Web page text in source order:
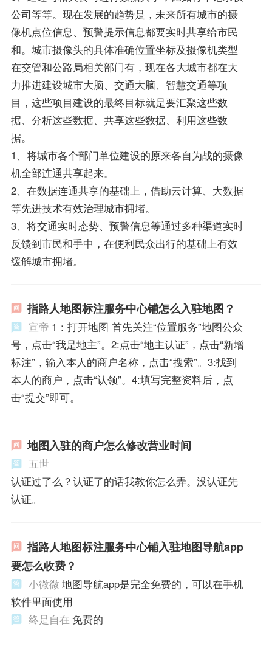
公司等等。现在发展的趋势是，未来所有城市的摄
像机点位信息、预警提示信息都要实时共享给市民
和。城市摄像头的具体准确位置坐标及摄像机类型
在交管和公路局相关部门有，现在各大城市都在大
力推进建设城市大脑、交通大脑、智慧交通等项
目，这些项目建设的最终目标就是要汇聚这些数
据、分析这些数据、共享这些数据、利用这些数
据。
1、将城市各个部门单位建设的原来各自为战的摄像
机全部连通共享起来。
2、在数据连通共享的基础上，借助云计算、大数据
等先进技术有效治理城市拥堵。
3、将交通实时态势、预警信息等通过多种渠道实时
反馈到市民和手中，在便利民众出行的基础上有效
缓解城市拥堵。
指路人地图标注服务中心铺怎么入驻地图？
宣帝 1：打开地图 首先关注“位置服务”地图公众
号，点击“我是地主”。2:点击“地主认证”，点击“新增
标注”，输入本人的商户名称，点击“搜索”。3:找到
本人的商户，点击“认领”。4:填写完整资料后，点
击“提交”即可。
地图入驻的商户怎么修改营业时间
五世
认证过了么？认证了的话我教你怎么弄。没认证先
认证。
指路人地图标注服务中心铺入驻地图导航app
要怎么收费？
小微微 地图导航app是完全免费的，可以在手机
软件里面使用
终是自在 免费的